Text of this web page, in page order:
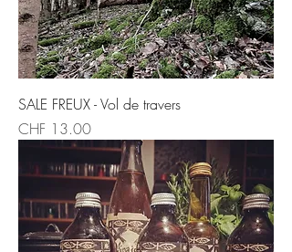
SALE FREUX - Vol de travers
Price
CHF 13.00